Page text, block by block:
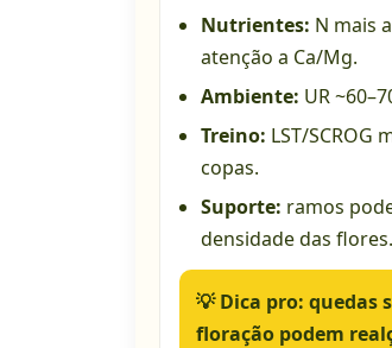
Nutrientes: N mais
atenção a Ca/Mg.
Ambiente: UR
Treino: LST/
copas.
Suporte: ramos
densidade das flores.
💡Dica pro: quedas
floração podem